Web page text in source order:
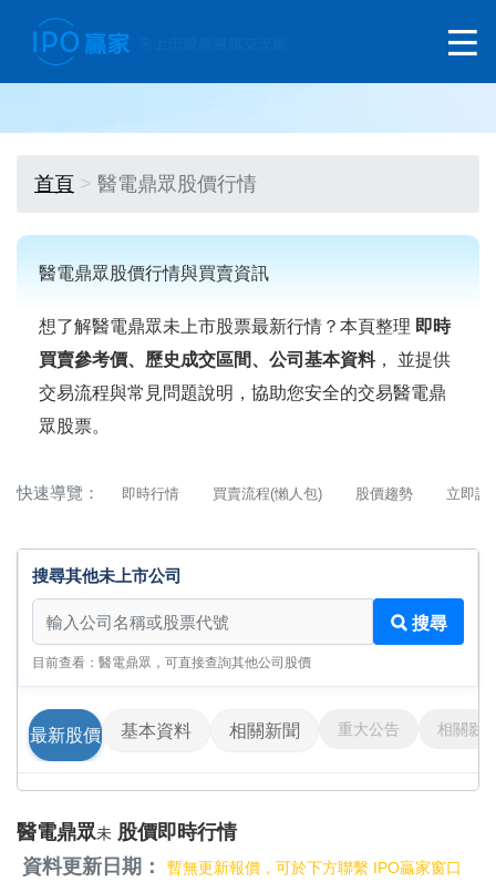
首頁 醫電鼎眾股價行情
醫電鼎眾股價行情與買賣資訊
想了解醫電鼎眾未上市股票最新行情？本頁整理 即時
買賣參考價、歷史成交區間、公司基本資料， 並提供
交易流程與常見問題說明，協助您安全的交易醫電鼎
眾股票。
快速導覽： 即時行情 買賣流程(懶人包) 股價趨勢 立即詢
搜尋其他未上市公司
搜尋其他未上市公司
搜尋
目前查看：醫電鼎眾，可直接查詢其他公司股價
最新股價 基本資料 相關新聞 重大公告 相關影
醫電鼎眾未 股價即時行情
資料更新日期：
暫無更新報價，可於下方聯繫 IPO贏家窗口